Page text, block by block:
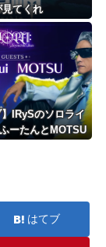
見てくれ
IRySのソロライ
ーたんとMOTSU
はてブ